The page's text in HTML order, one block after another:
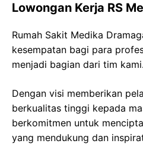
Lowongan Kerja RS
Rumah Sakit Medika
kesempatan bagi para
menjadi bagian dari tim kami.
Dengan visi memberikan
berkualitas tinggi kepada
berkomitmen untuk
yang mendukung dan